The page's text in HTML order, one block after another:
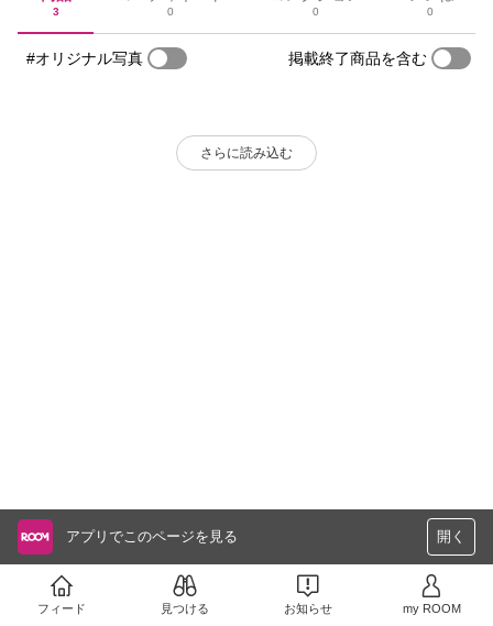
3 0 0 0
#オリジナル写真 掲載終了商品を含む
さらに読み込む
アプリでこのページを見る 開く
フィード 見つける お知らせ my ROOM